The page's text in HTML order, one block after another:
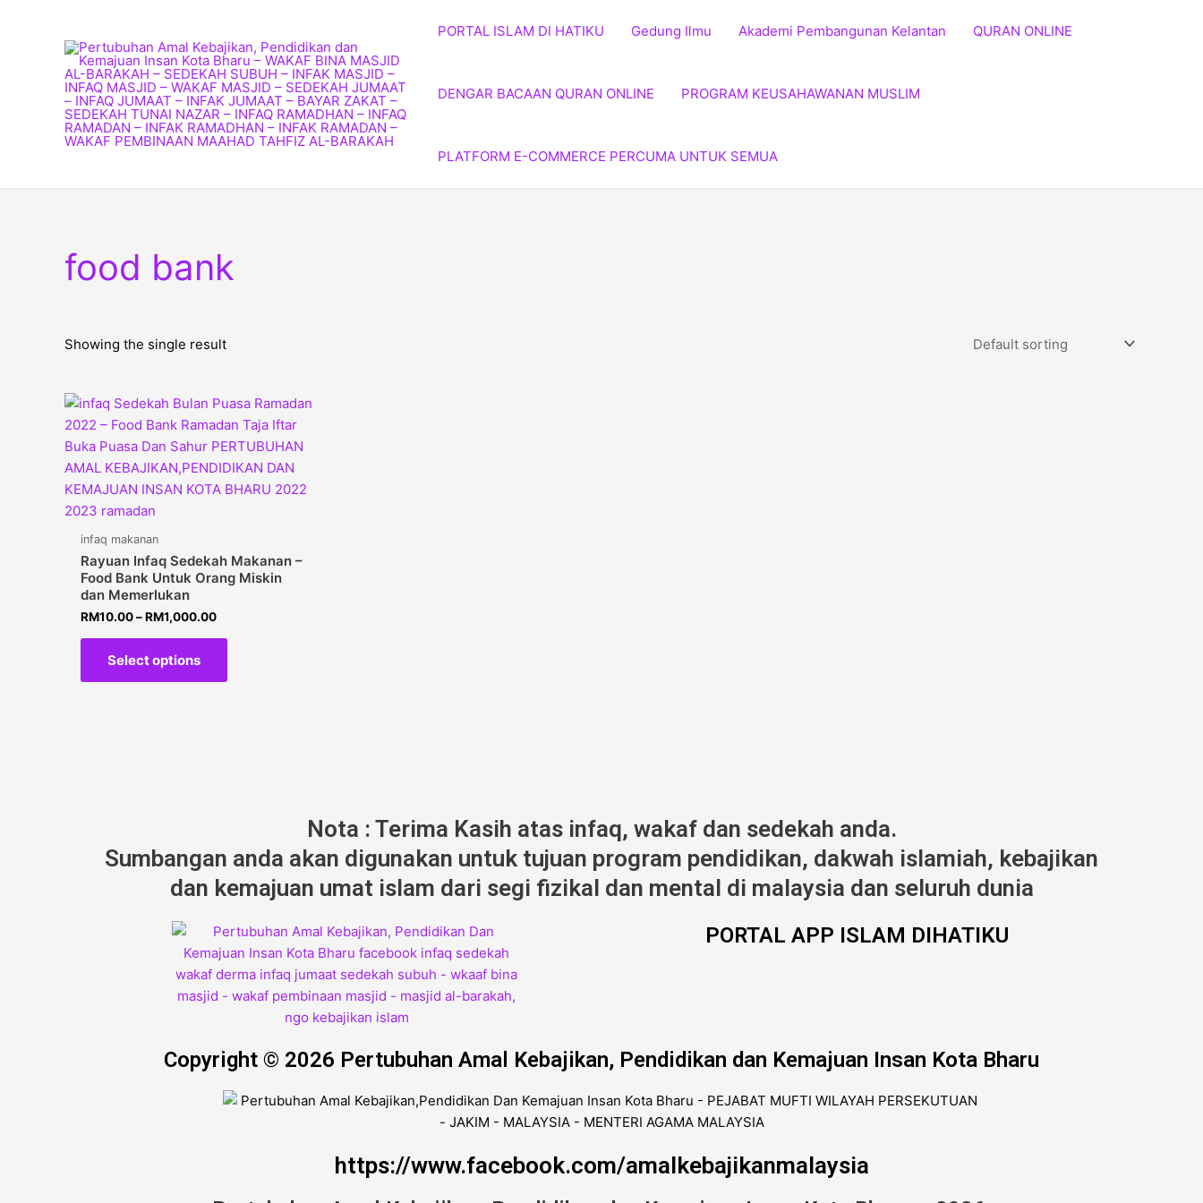
PORTAL ISLAM DI HATIKU Gedung Ilmu Akademi Pembangunan Kelantan QURAN ONLINE
DENGAR BACAAN QURAN ONLINE PROGRAM KEUSAHAWANAN MUSLIM
PLATFORM E-COMMERCE PERCUMA UNTUK SEMUA
food bank
Showing the single result
infaq makanan
Rayuan Infaq Sedekah Makanan –
Food Bank Untuk Orang Miskin
dan Memerlukan
RM10.00–RM1,000.00
Select options
Nota : Terima Kasih atas infaq, wakaf dan sedekah anda.
Sumbangan anda akan digunakan untuk tujuan program pendidikan, dakwah islamiah, kebajikan
dan kemajuan umat islam dari segi fizikal dan mental di malaysia dan seluruh dunia
PORTAL APP ISLAM DIHATIKU
Copyright © 2026 Pertubuhan Amal Kebajikan, Pendidikan dan Kemajuan Insan Kota Bharu
https://www.facebook.com/amalkebajikanmalaysia